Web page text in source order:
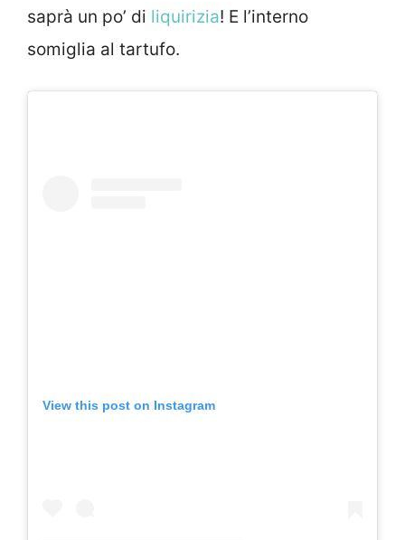
saprà un po’ di liquirizia! E l’interno
somiglia al tartufo.
View this post on Instagram